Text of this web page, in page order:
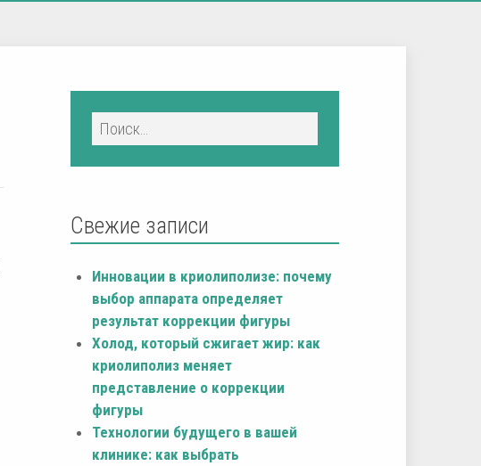
Свежие записи
Инновации в криолиполизе: почему
выбор аппарата определяет
результат коррекции фигуры
Холод, который сжигает жир: как
криолиполиз меняет
представление о коррекции
фигуры
Технологии будущего в вашей
клинике: как выбрать